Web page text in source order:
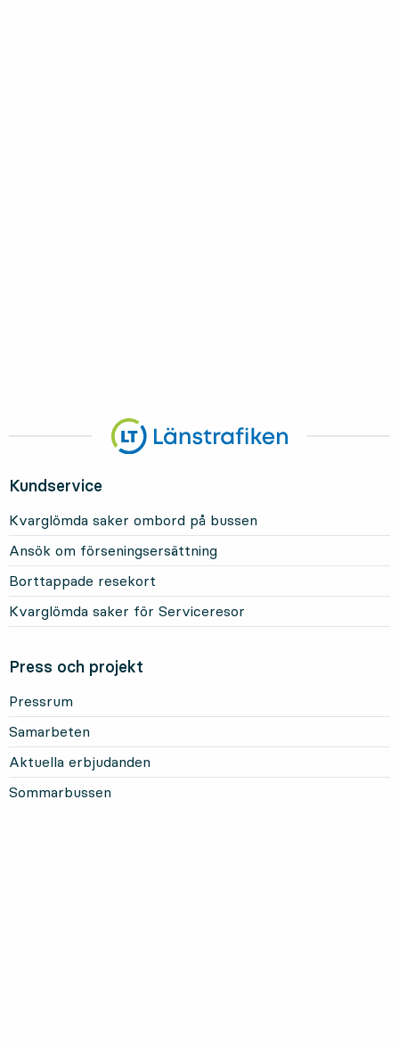
Kundservice
Kvarglömda saker ombord på bussen
Ansök om förseningsersättning
Borttappade resekort
Kvarglömda saker för Serviceresor
Press och projekt
Pressrum
Samarbeten
Aktuella erbjudanden
Sommarbussen